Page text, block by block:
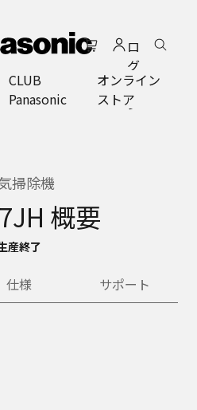
ロ
グ
イ
ン
CLUB
Panasonic
オンライン
ストア
掃除機
概要
産終了
仕様 サポート